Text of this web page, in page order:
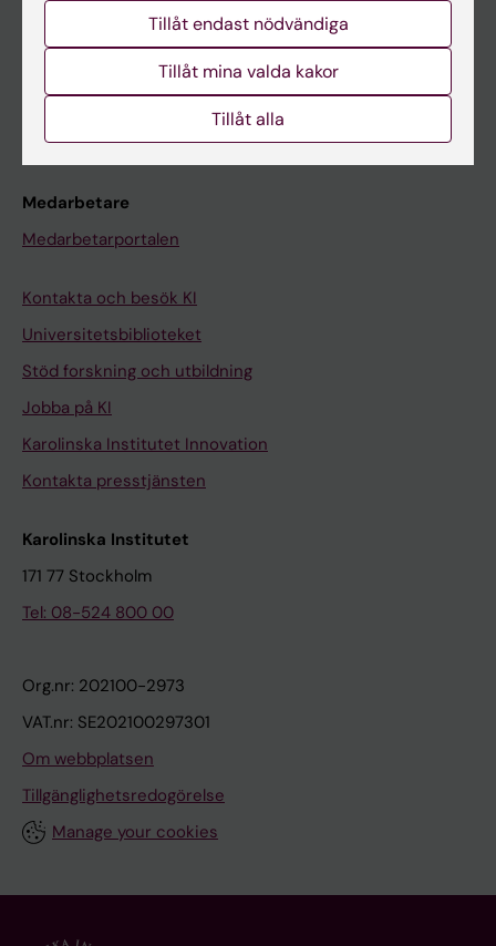
Studentmejlen
Kurs- och programwebbar
Medarbetare
Medarbetarportalen
Kontakta och besök KI
Universitetsbiblioteket
Stöd forskning och utbildning
Jobba på KI
Karolinska Institutet Innovation
Kontakta presstjänsten
Karolinska Institutet
171 77 Stockholm
Tel: 08-524 800 00
Org.nr: 202100-2973
VAT.nr: SE202100297301
Om webbplatsen
Tillgänglighetsredogörelse
Manage your cookies
Tillåt endast nödvändiga
Tillåt mina valda kakor
Tillåt alla